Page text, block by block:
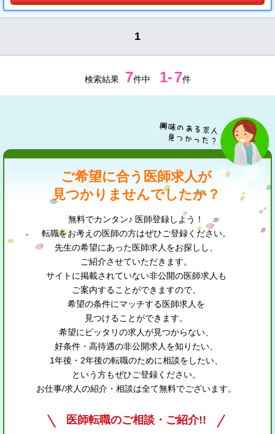
います。
お気軽にお問合せください。
1
検索結果 7件中 1-7件
ご希望に合う医師求人が
見つかりませんでしたか？
無料でカンタン♪ 医師登録しよう！
転職をお考えの医師の方はぜひご登録ください。
先生の希望にあった医師求人をお探しし、
ご紹介させていただきます。
サイトに掲載されていない非公開の医師求人も
ご案内することができますので、
希望の条件にマッチする医師求人を
見つけることができます。
希望にピッタリの求人が見つからない、
好条件・高待遇の非公開求人を知りたい、
1年後・2年後の転職のために相談をしたい、
という方もぜひご登録ください。
お仕事/求人の紹介・相談は全て無料でございます。
医師転職のご相談・ご紹介!!